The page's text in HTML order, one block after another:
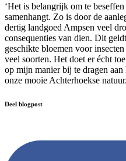
‘Het is belangrijk om te
samenhangt. Zo is door de
dertig landgoed Ampsen veel
consequenties van dien. Dit
geschikte bloemen voor
veel soorten. Het doet er écht
op mijn manier bij te dragen
onze mooie Achterhoekse
Deel blogpost